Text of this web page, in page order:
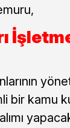
bir kamu